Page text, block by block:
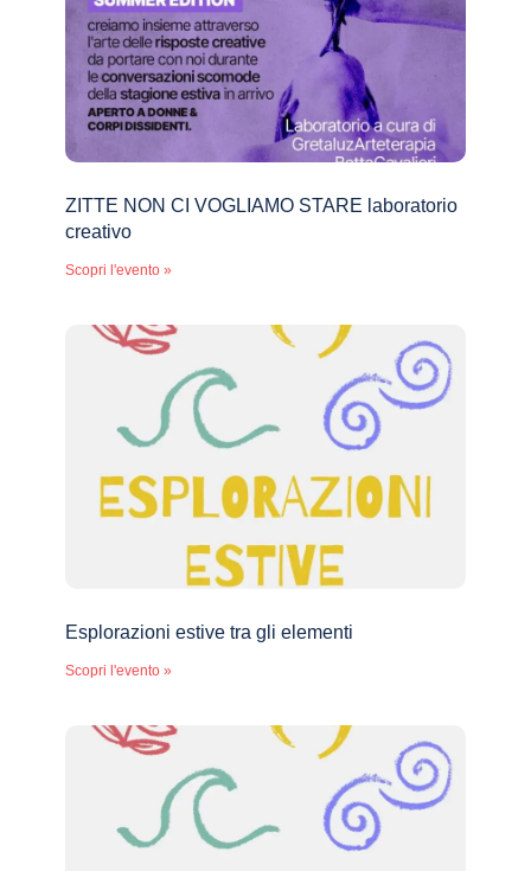
ZITTE NON CI VOGLIAMO STARE laboratorio
creativo
Scopri l'evento »
Esplorazioni estive tra gli elementi
Scopri l'evento »